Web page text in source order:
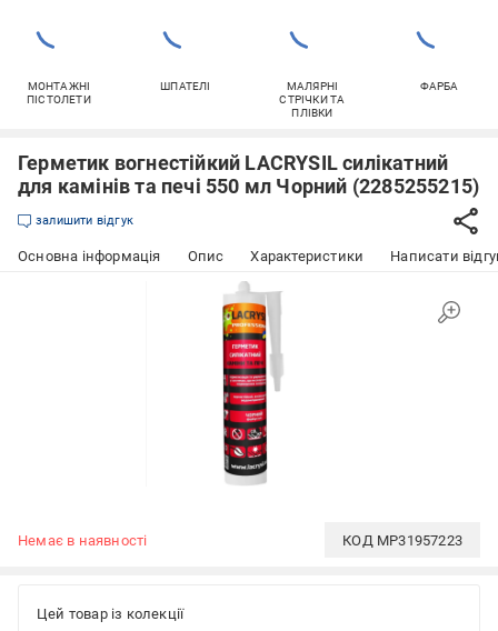
МОНТАЖНІ
ПІСТОЛЕТИ
ШПАТЕЛІ
МАЛЯРНІ
СТРІЧКИ ТА
ПЛІВКИ
ФАРБА
Герметик вогнестійкий LACRYSIL силікатний
для камінів та печі 550 мл Чорний (2285255215)
залишити відгук
Основна інформація Опис Характеристики Написати
Немає в наявності КОД MP31957223
Цей товар із колекції